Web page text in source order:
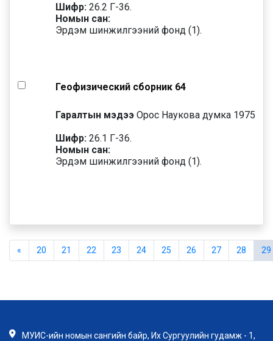
Шифр: 26.2 Г-36.
Номын сан:
Эрдэм шинжилгээний фонд (1).
Геофизический сборник 64
Гаралтын мэдээ Орос Наукова думка 1975
Шифр: 26.1 Г-36.
Номын сан:
Эрдэм шинжилгээний фонд (1).
« 20 21 22 23 24 25 26 27 28 29
МУИС-ийн номын сангийн байр, Их Сургуулийн гудамж - 1,